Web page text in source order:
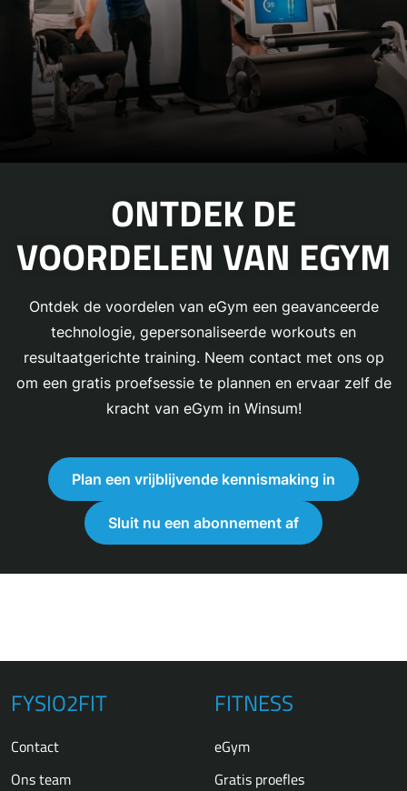
ONTDEK DE
VOORDELEN VAN EGYM
Ontdek de voordelen van eGym een geavanceerde
technologie, gepersonaliseerde workouts en
resultaatgerichte training. Neem contact met ons op
om een gratis proefsessie te plannen en ervaar zelf de
kracht van eGym in Winsum!
Plan een vrijblijvende kennismaking in
Sluit nu een abonnement af
FYSIO2FIT
Contact
Ons team
FITNESS
eGym
Gratis proefles